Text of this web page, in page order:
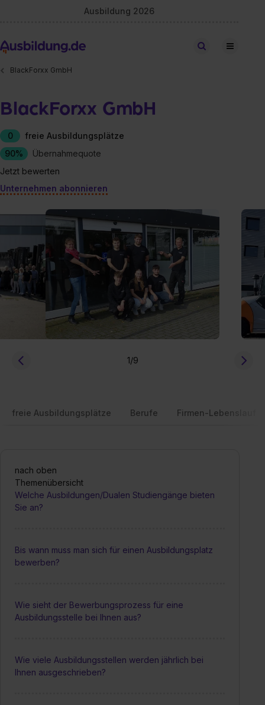
Ausbildung 2026
Stellen finden
BlackForxx GmbH
BlackForxx GmbH
0
freie Ausbildungsplätze
90%
Übernahmequote
Jetzt bewerten
Unternehmen abonnieren
1/9
freie Ausbildungsplätze Berufe Firmen-Lebenslauf
nach oben
Themenübersicht
Welche Ausbildungen/Dualen Studiengänge bieten
Sie an?
Bis wann muss man sich für einen Ausbildungsplatz
bewerben?
Wie sieht der Bewerbungsprozess für eine
Ausbildungsstelle bei Ihnen aus?
Wie viele Ausbildungsstellen werden jährlich bei
Ihnen ausgeschrieben?